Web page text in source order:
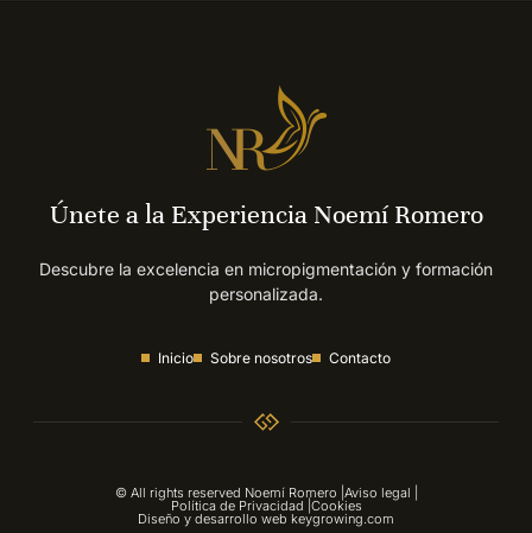
Únete a la Experiencia Noemí Romero
Descubre la excelencia en micropigmentación y formación
personalizada.
Inicio Sobre nosotros Contacto
© All rights reserved Noemí Romero | Aviso legal |
Política de Privacidad | Cookies
Diseño y desarrollo web keygrowing.com